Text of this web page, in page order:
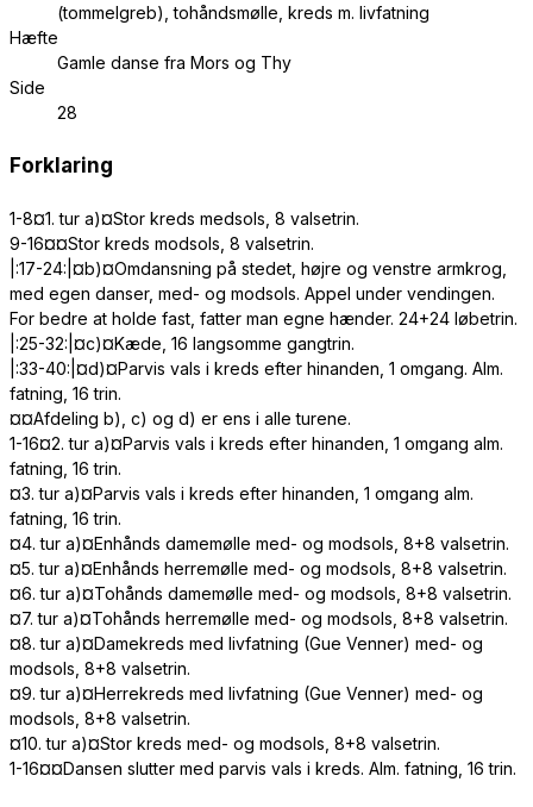
(tommelgreb), tohåndsmølle, kreds m. livfatning
Hæfte
Gamle danse fra Mors og Thy
Side
28
Forklaring
1-8¤1. tur a)¤Stor kreds medsols, 8 valsetrin.
9-16¤¤Stor kreds modsols, 8 valsetrin.
|:17-24:|¤b)¤Omdansning på stedet, højre og venstre armkrog,
med egen danser, med- og modsols. Appel under vendingen.
For bedre at holde fast, fatter man egne hænder. 24+24 løbetrin.
|:25-32:|¤c)¤Kæde, 16 langsomme gangtrin.
|:33-40:|¤d)¤Parvis vals i kreds efter hinanden, 1 omgang. Alm.
fatning, 16 trin.
¤¤Afdeling b), c) og d) er ens i alle turene.
1-16¤2. tur a)¤Parvis vals i kreds efter hinanden, 1 omgang alm.
fatning, 16 trin.
¤3. tur a)¤Parvis vals i kreds efter hinanden, 1 omgang alm.
fatning, 16 trin.
¤4. tur a)¤Enhånds damemølle med- og modsols, 8+8 valsetrin.
¤5. tur a)¤Enhånds herremølle med- og modsols, 8+8 valsetrin.
¤6. tur a)¤Tohånds damemølle med- og modsols, 8+8 valsetrin.
¤7. tur a)¤Tohånds herremølle med- og modsols, 8+8 valsetrin.
¤8. tur a)¤Damekreds med livfatning (Gue Venner) med- og
modsols, 8+8 valsetrin.
¤9. tur a)¤Herrekreds med livfatning (Gue Venner) med- og
modsols, 8+8 valsetrin.
¤10. tur a)¤Stor kreds med- og modsols, 8+8 valsetrin.
1-16¤¤Dansen slutter med parvis vals i kreds. Alm. fatning, 16 trin.